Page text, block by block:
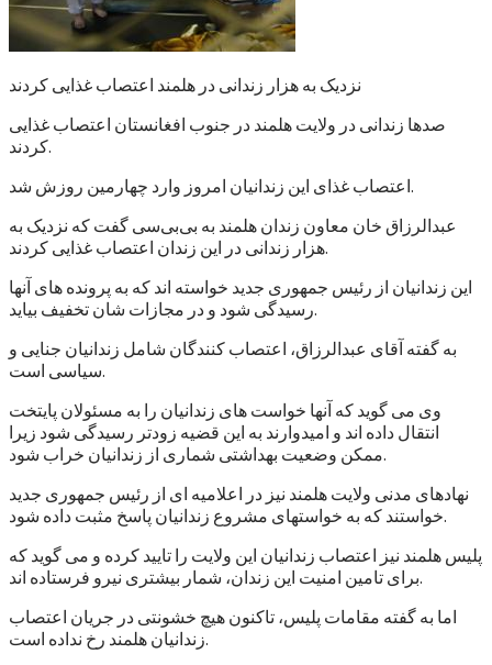
نزدیک به هزار زندانی در هلمند اعتصاب غذایی کردند
صدها زندانی در ولایت هلمند در جنوب افغانستان اعتصاب غذایی
کردند.
اعتصاب غذای این زندانیان امروز وارد چهارمین روزش شد.
عبدالرزاق خان معاون زندان هلمند به بی‌بی‌سی گفت که نزدیک به
هزار زندانی در این زندان اعتصاب غذایی کردند.
این زندانیان از رئیس جمهوری جدید خواسته اند که به پرونده های آنها
رسیدگی شود و در مجازات شان تخفیف بیاید.
به گفته آقای عبدالرزاق، اعتصاب کنندگان شامل زندانیان جنایی و
سیاسی است.
وی می گوید که آنها خواست های زندانیان را به مسئولان پایتخت
انتقال داده اند و امیدوارند به این قضیه زودتر رسیدگی شود زیرا
ممکن وضعیت بهداشتی شماری از زندانیان خراب شود.
نهادهای مدنی ولایت هلمند نیز در اعلامیه ای از رئیس جمهوری جدید
خواستند که به خواستهای مشروع زندانیان پاسخ مثبت داده شود.
پلیس هلمند نیز اعتصاب زندانیان این ولایت را تایید کرده و می گوید که
برای تامین امنیت این زندان، شمار بیشتری نیرو فرستاده اند.
اما به گفته مقامات پلیس، تاکنون هیچ خشونتی در جریان اعتصاب
زندانیان هلمند رخ نداده است.